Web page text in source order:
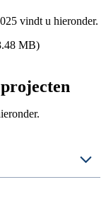
vindt u hieronder.
MB)